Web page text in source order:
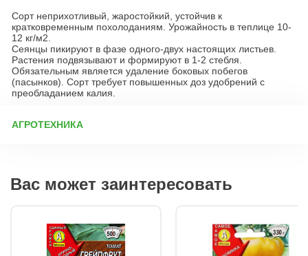
Сорт неприхотливый, жаростойкий, устойчив к
кратковременным похолоданиям. Урожайность в теплице 10-
12 кг/м2.
Сеянцы пикируют в фазе одного-двух настоящих листьев.
Растения подвязывают и формируют в 1-2 стебля.
Обязательным является удаление боковых побегов
(пасынков). Сорт требует повышенных доз удобрений с
преобладанием калия.
АГРОТЕХНИКА
руки. Часто инфекция попадает на семена из-за плохо
обработанной тары. Новую тару обязательно моют, а
Подготовка грунта для рассады Лучше всего томаты растут в
самостоятельно приготовленном грунте с добавлением не
более 20% магазинной почвосмеси. Оптимальный состав: 35%
Вас может заинтересовать